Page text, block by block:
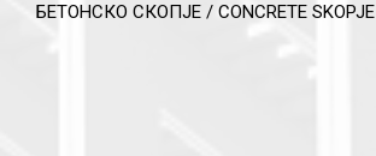
БЕТОНСКО СКОПЈЕ / CONCRETE SKOPJE